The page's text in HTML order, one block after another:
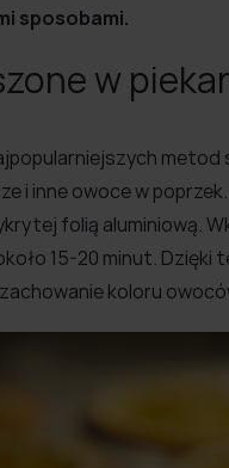
sposobami.
w
i inne owoce w
folią aluminiową.
15-20 minut. Dzięki
koloru